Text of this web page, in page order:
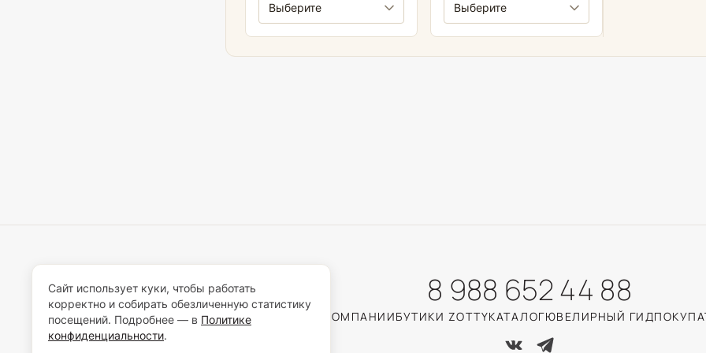
8 988 652 44 88
О КОМПАНИИБУТИКИ ZOTTYКАТАЛОГЮВЕЛИРНЫЙ ГИД
Сайт использует куки, чтобы работать
корректно и собирать обезличенную статистику
посещений. Подробнее — в Политике
конфиденциальности.